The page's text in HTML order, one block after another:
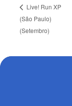
Live! Run XP
(São Paulo)
(Setembro)